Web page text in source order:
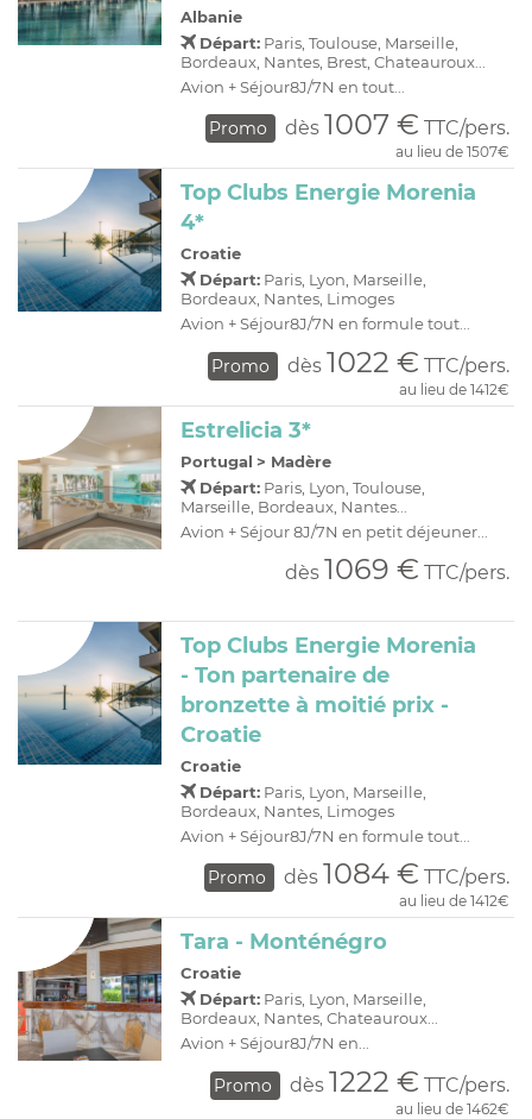
Albanie
Départ: Paris, Toulouse, Marseille,
Bordeaux, Nantes, Brest, Chateauroux...
Avion + Séjour8J/7N en tout...
Promo dès 1007 € TTC/pers.
au lieu de 1507€
Top Clubs Energie Morenia
4*
Croatie
Départ: Paris, Lyon, Marseille,
Bordeaux, Nantes, Limoges
Avion + Séjour8J/7N en formule tout...
Promo dès 1022 € TTC/pers.
au lieu de 1412€
Estrelicia 3*
Portugal > Madère
Départ: Paris, Lyon, Toulouse,
Marseille, Bordeaux, Nantes...
Avion + Séjour 8J/7N en petit déjeuner...
dès 1069 € TTC/pers.
Top Clubs Energie Morenia
- Ton partenaire de
bronzette à moitié prix -
Croatie
Croatie
Départ: Paris, Lyon, Marseille,
Bordeaux, Nantes, Limoges
Avion + Séjour8J/7N en formule tout...
Promo dès 1084 € TTC/pers.
au lieu de 1412€
Tara - Monténégro
Croatie
Départ: Paris, Lyon, Marseille,
Bordeaux, Nantes, Chateauroux...
Avion + Séjour8J/7N en...
Promo dès 1222 € TTC/pers.
au lieu de 1462€